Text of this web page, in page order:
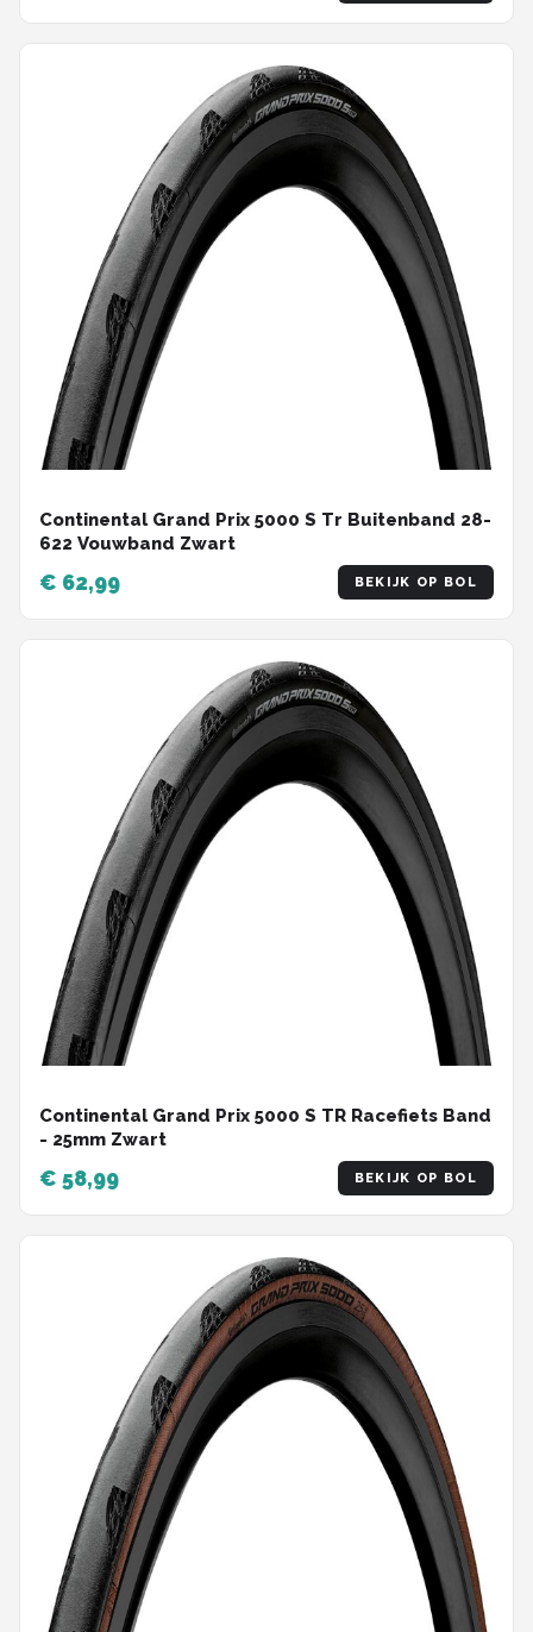
Continental Grand Prix 5000 S Tr Buitenband 28-
622 Vouwband Zwart
€ 62,99 BEKIJK OP BOL
Continental Grand Prix 5000 S TR Racefiets Band
- 25mm Zwart
€ 58,99 BEKIJK OP BOL